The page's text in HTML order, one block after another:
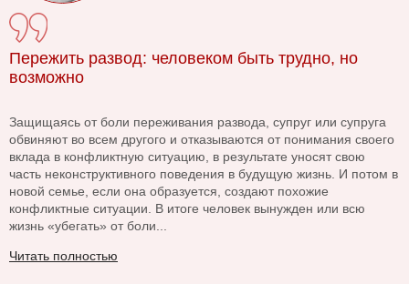
Пережить развод: человеком быть трудно, но
возможно
Защищаясь от боли переживания развода, супруг или супруга
обвиняют во всем другого и отказываются от понимания своего
вклада в конфликтную ситуацию, в результате уносят свою
часть неконструктивного поведения в будущую жизнь. И потом в
новой семье, если она образуется, создают похожие
конфликтные ситуации. В итоге человек вынужден или всю
жизнь «убегать» от боли...
Читать полностью